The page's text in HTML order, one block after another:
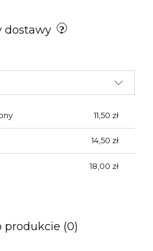
dostawy
11,50 zł
14,50 zł
18,00 zł
produkcie (0)